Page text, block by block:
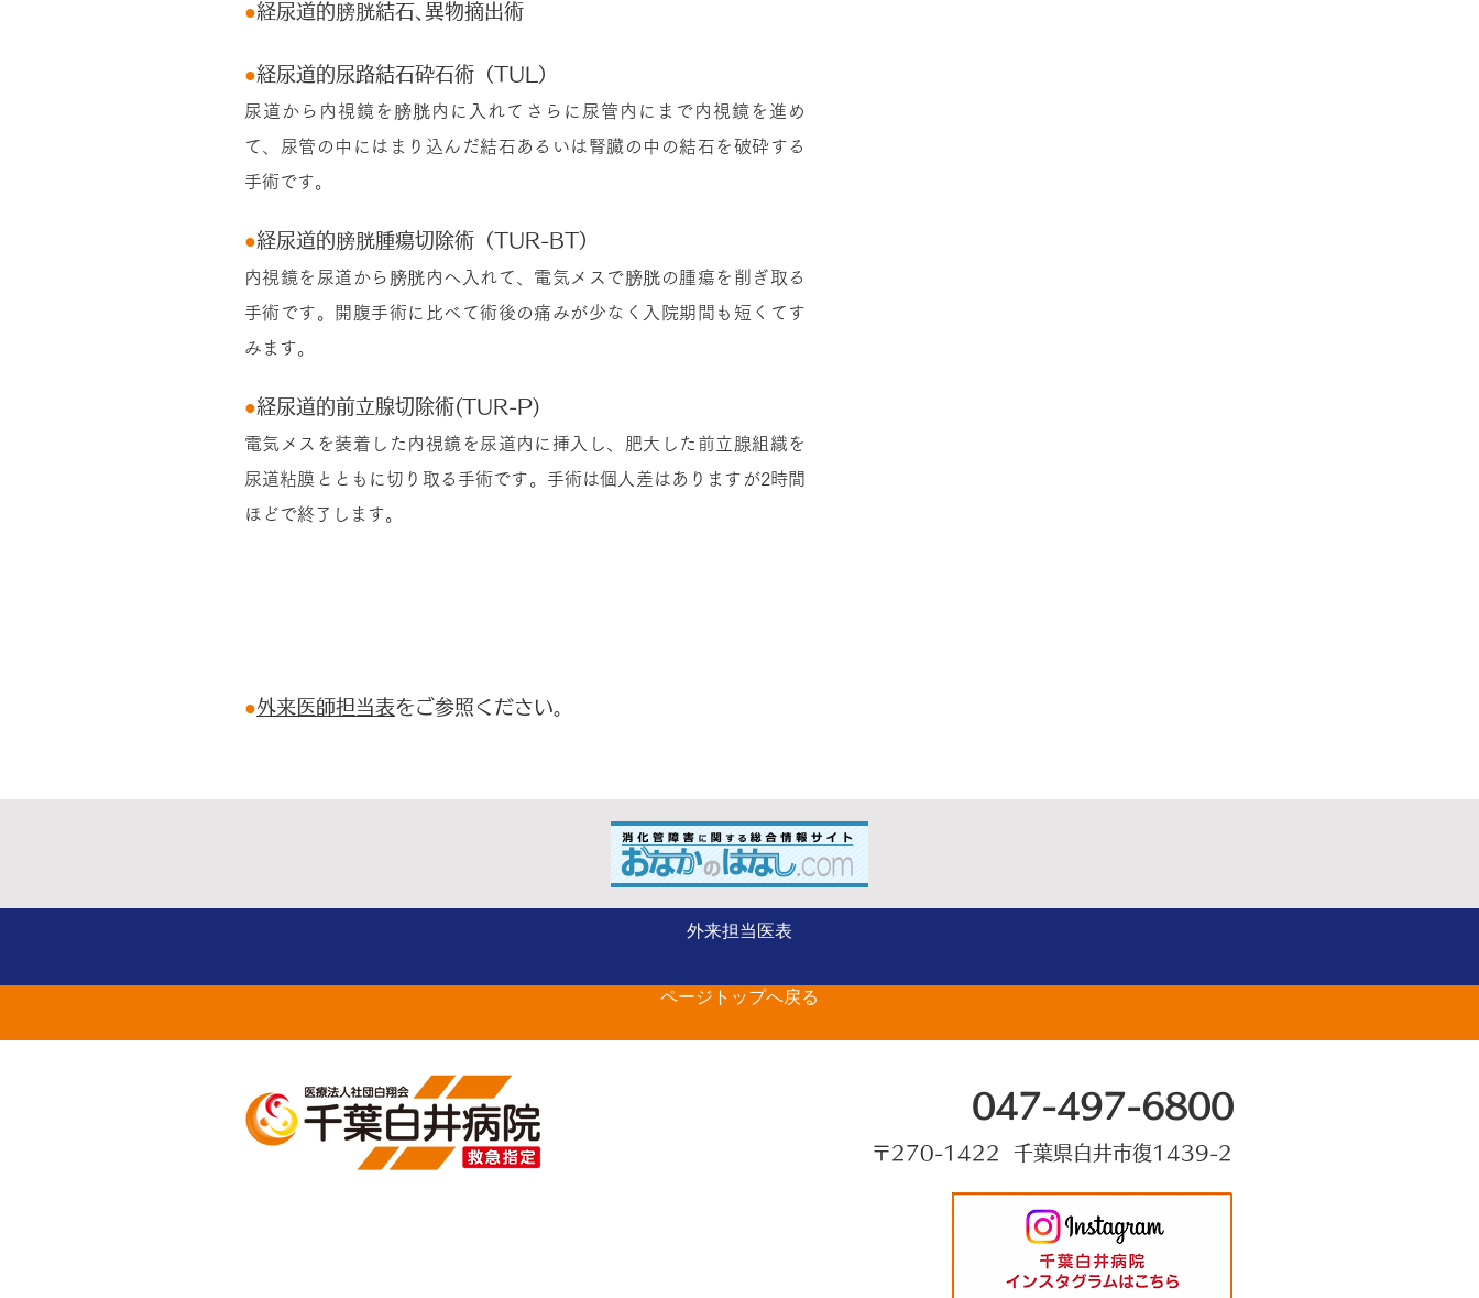
●経尿道的膀胱結石､異物摘出術
●経尿道的尿路結石砕石術（TUL）
尿道から内視鏡を膀胱内に入れてさらに尿管内にまで内視鏡を進め
て、尿管の中にはまり込んだ結石あるいは腎臓の中の結石を破砕する
手術です。
●経尿道的膀胱腫瘍切除術（TUR-BT）
内視鏡を尿道から膀胱内へ入れて、電気メスで膀胱の腫瘍を削ぎ取る
手術です。開腹手術に比べて術後の痛みが少なく入院期間も短くてす
みます。
●経尿道的前立腺切除術(TUR-P)
電気メスを装着した内視鏡を尿道内に挿入し、肥大した前立腺組織を
尿道粘膜とともに切り取る手術です。手術は個人差はありますが2時間
ほどで終了します。
●外来医師担当表をご参照ください。
外来担当医表
ページトップへ戻る
047-497-6800
〒270-1422 千葉県白井市復1439-2